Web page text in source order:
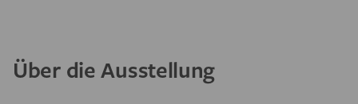
Über die Ausstellung